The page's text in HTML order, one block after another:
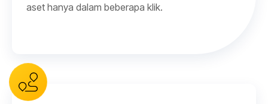
aset hanya dalam beberapa klik.